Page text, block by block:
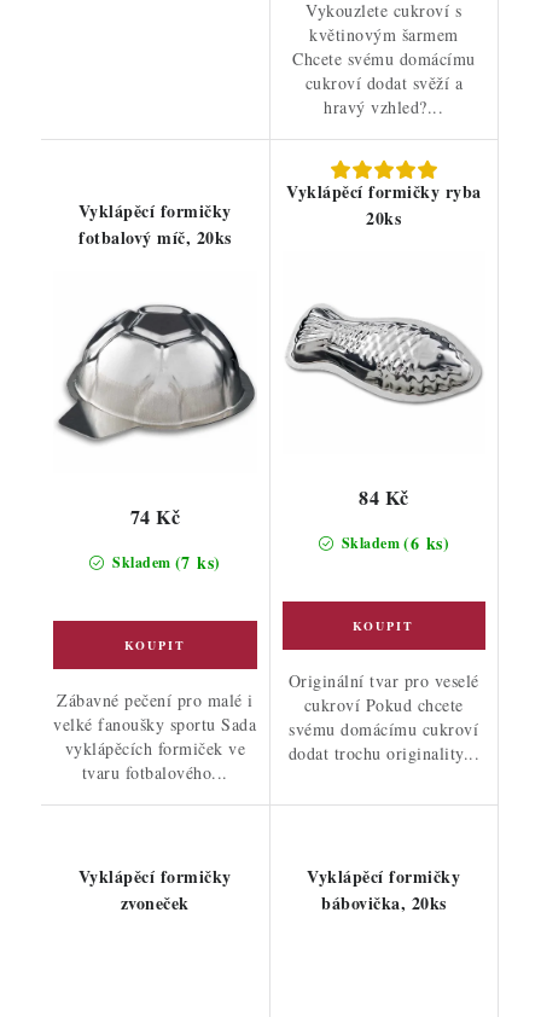
Vykouzlete cukroví s
květinovým šarmem
Chcete svému domácímu
cukroví dodat svěží a
hravý vzhled?...
Vyklápěcí formičky
fotbalový míč, 20ks
Skladem (7 ks)
74 Kč
Zábavné pečení pro malé i
velké fanoušky sportu Sada
vyklápěcích formiček ve
tvaru fotbalového...
Vyklápěcí formičky ryba
20ks
Skladem(6 ks)
84 Kč
Originální tvar pro veselé
cukroví Pokud chcete
svému domácímu cukroví
dodat trochu originality...
Vyklápěcí formičky
zvoneček
Vyklápěcí formičky
bábovička, 20ks